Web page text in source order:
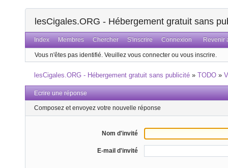
lesCigales.ORG - Hébergement gratuit sans
Index Membres Chercher S'inscrire Connexion Revenir
Vous n'êtes pas identifié. Veuillez vous connecter ou vous inscrire.
lesCigales.ORG - Hébergement gratuit sans publicité »TODO »
Ecrire une réponse
Composez et envoyez votre nouvelle réponse
Nom d'invité
E-mail d'invité